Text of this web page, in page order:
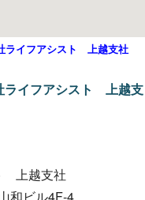
ライフアシスト 上越支社
ライフアシスト 上越支
上越支社